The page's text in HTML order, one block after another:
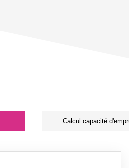
Calcul capacité